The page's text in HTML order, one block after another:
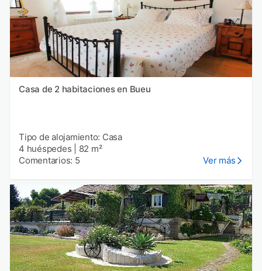
Casa de 2 habitaciones en Bueu
Tipo de alojamiento: Casa
4 huéspedes
82 m²
Comentarios: 5
Ver más